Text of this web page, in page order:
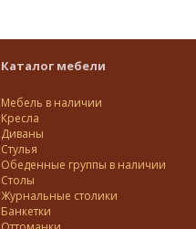
Каталог мебели
Мебель в наличии
Кресла
Диваны
Стулья
Обеденные группы в наличии
Столы
Журнальные столики
Банкетки